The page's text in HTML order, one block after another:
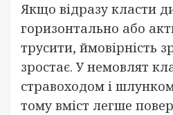
Якщо відразу класти
горизонтально або
трусити, ймовірність
зростає. У немовлят
стравоходом і
тому вміст легше